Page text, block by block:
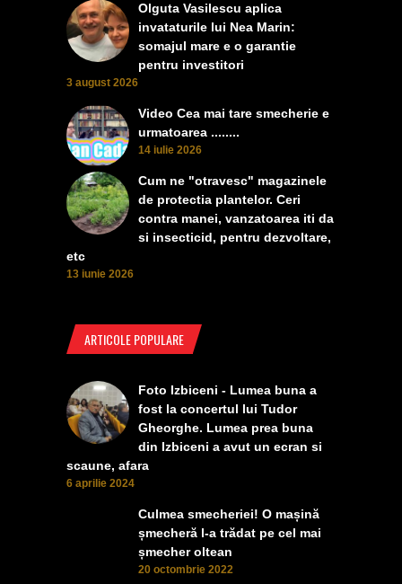
Olguta Vasilescu aplica
invataturile lui Nea Marin:
somajul mare e o garantie
pentru investitori
3 august 2026
Video Cea mai tare smecherie e
urmatoarea ........
14 iulie 2026
Cum ne "otravesc" magazinele
de protectia plantelor. Ceri
contra manei, vanzatoarea iti da
si insecticid, pentru dezvoltare,
etc
13 iunie 2026
ARTICOLE POPULARE
Foto Izbiceni - Lumea buna a
fost la concertul lui Tudor
Gheorghe. Lumea prea buna
din Izbiceni a avut un ecran si
scaune, afara
6 aprilie 2024
Culmea smecheriei! O mașină
șmecheră l-a trădat pe cel mai
șmecher oltean
20 octombrie 2022